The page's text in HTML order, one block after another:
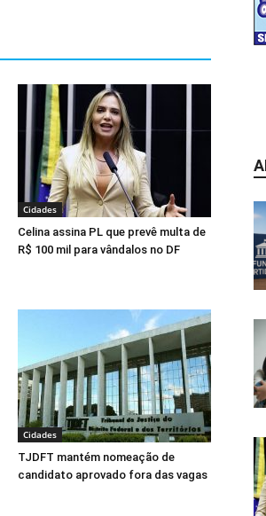
Cidades
Celina assina PL que prevê multa de
R$ 100 mil para vândalos no DF
Cidades
TJDFT mantém nomeação de
candidato aprovado fora das vagas